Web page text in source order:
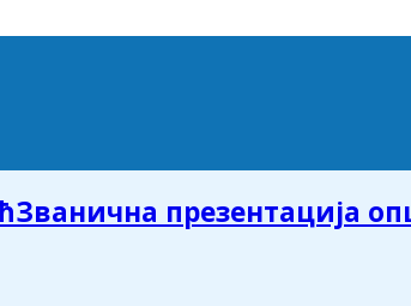
Званична презентација